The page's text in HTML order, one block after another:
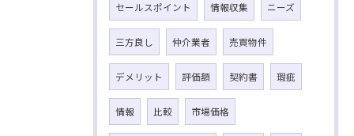
セールスポイント 情報収集 ニーズ
三方良し 仲介業者 売買物件
デメリット 評価額 契約書 瑕疵
情報 比較 市場価格